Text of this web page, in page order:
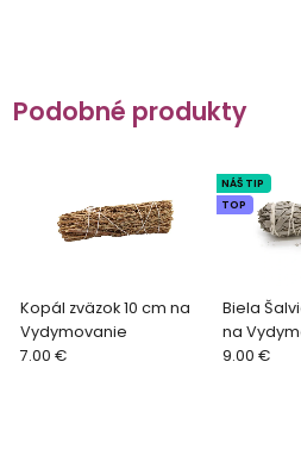
Podobné produkty
Kopál zväzok 10 cm na
Vydymovanie
7.00 €
Biela
na
NÁŠ TIP
TOP
9.00 €